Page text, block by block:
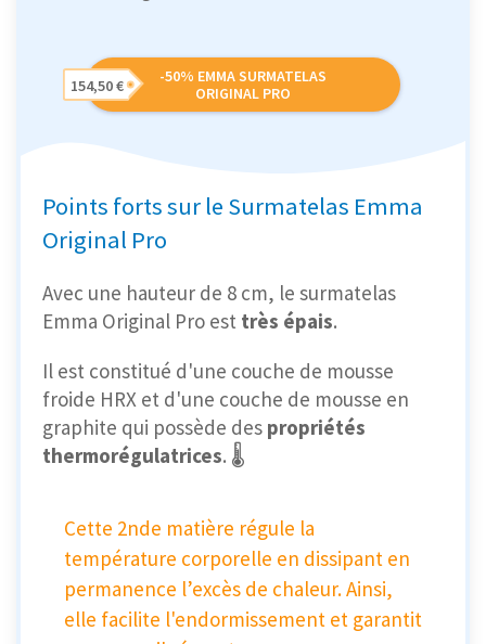
-50% EMMA SURMATELAS
ORIGINAL PRO
154,50 €
Points forts sur le Surmatelas Emma
Original Pro
Avec une hauteur de 8 cm, le surmatelas
Emma Original Pro est très épais.
Il est constitué d'une couche de mousse
froide HRX et d'une couche de mousse en
graphite qui possède des propriétés
thermorégulatrices. 🌡️
Cette 2nde matière régule la
température corporelle en dissipant en
permanence l’excès de chaleur. Ainsi,
elle facilite l'endormissement et garantit